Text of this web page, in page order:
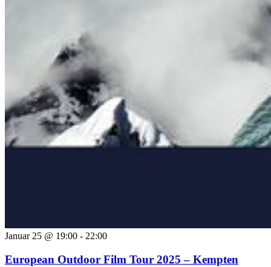
Januar 25 @ 19:00 - 22:00
European Outdoor Film Tour 2025 – Kempten